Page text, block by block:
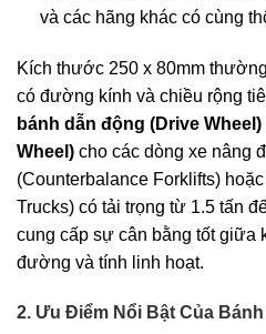
và các hãng khác có cùng
Kích thước 250 x 80mm
có đường kính và chiều rộng
bánh dẫn động (Drive Wheel)
Wheel) cho các dòng xe nâng
(Counterbalance Forklifts)
Trucks) có tải trọng từ 1.5 tấn
cung cấp sự cân bằng tốt giữa
đường và tính linh hoạt.
2. Ưu Điểm Nổi Bật Của